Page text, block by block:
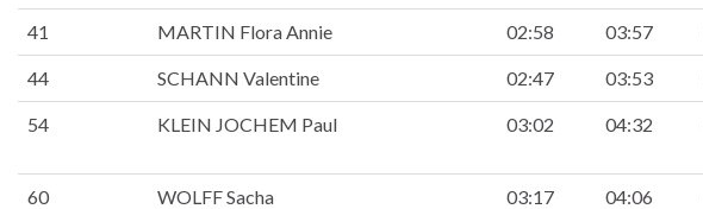
41 MARTIN Flora Annie 02:58 03:57
44 SCHANN Valentine 02:47 03:53
54 KLEIN JOCHEM Paul 03:02 04:32
60 WOLFF Sacha 03:17 04:06